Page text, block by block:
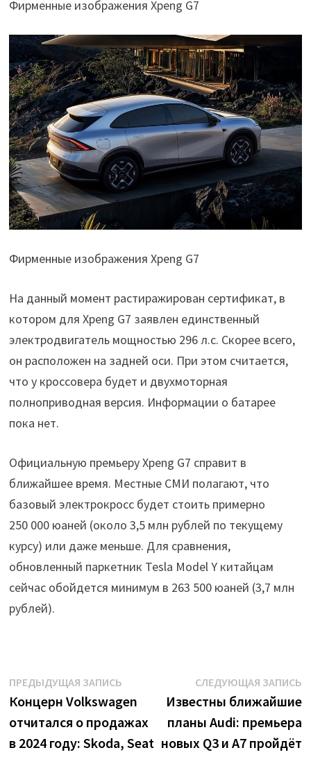
Фирменные изображения Xpeng G7
Фирменные изображения Xpeng G7
На данный момент растиражирован сертификат, в
котором для Xpeng G7 заявлен единственный
электродвигатель мощностью 296 л.с. Скорее всего,
он расположен на задней оси. При этом считается,
что у кроссовера будет и двухмоторная
полноприводная версия. Информации о батарее
пока нет.
Официальную премьеру Xpeng G7 справит в
ближайшее время. Местные СМИ полагают, что
базовый электрокросс будет стоить примерно
250 000 юаней (около 3,5 млн рублей по текущему
курсу) или даже меньше. Для сравнения,
обновленный паркетник Tesla Model Y китайцам
сейчас обойдется минимум в 263 500 юаней (3,7 млн
рублей).
Навигация
по
записям
ПРЕДЫДУЩАЯ ЗАПИСЬПредыдущая
запись:
Концерн Volkswagen
отчитался о продажах
в 2024 году: Skoda, Seat
СЛЕДУЮЩАЯ ЗАПИСЬ
Известны ближайшие
планы Audi: премьера
новых Q3 и A7 пройдёт